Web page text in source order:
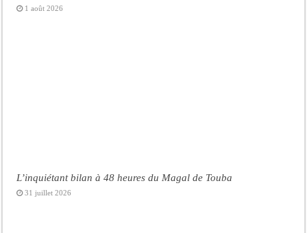
1 août 2026
L’inquiétant bilan à 48 heures du Magal de Touba
31 juillet 2026